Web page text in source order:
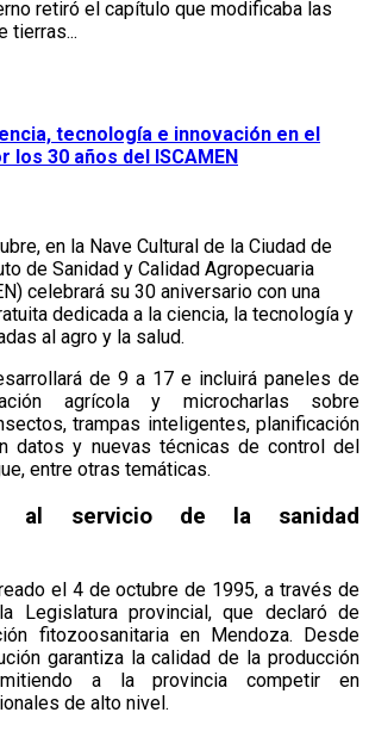
retiró el capítulo que modificaba las
tierras...
tecnología e innovación en el
los 30 años del ISCAMEN
en la Nave Cultural de la Ciudad de
de Sanidad y Calidad Agropecuaria
celebrará su 30 aniversario con una
dedicada a la ciencia, la tecnología y
al agro y la salud.
de 9 a 17 e incluirá paneles de
agrícola y microcharlas sobre
trampas inteligentes, planificación
datos y nuevas técnicas de control del
entre otras temáticas.
al servicio de la sanidad
el 4 de octubre de 1995, a través de
Legislatura provincial, que declaró de
fitozoosanitaria en Mendoza. Desde
garantiza la calidad de la producción
a la provincia competir en
de alto nivel.